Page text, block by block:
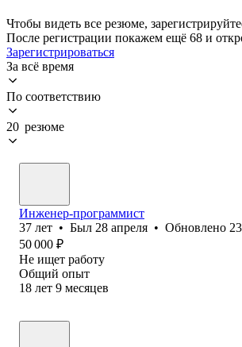
Чтобы видеть все резюме,
После регистрации покажем ещё 68 и
Зарегистрироваться
За всё время
По соответствию
20 резюме
Инженер-программист
37 лет • Был 28 апреля • Обновлено
50 000 ₽
Не ищет работу
Общий опыт
18 лет 9 месяцев